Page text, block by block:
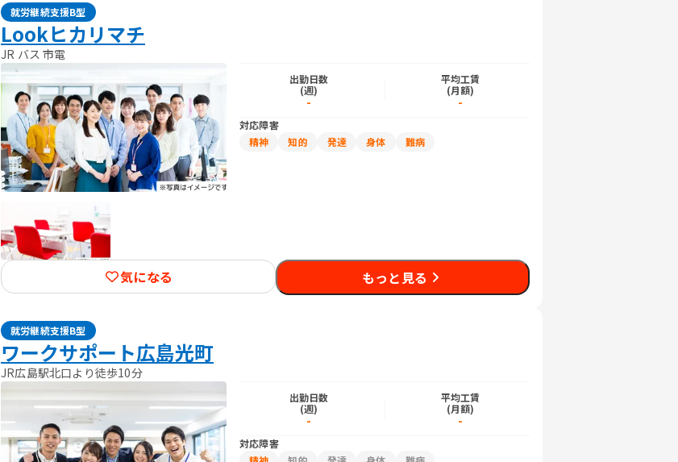
就労継続支援B型
Lookヒカリマチ
JR バス 市電
出勤日数
(週)
-
平均工賃
(月額)
-
対応障害
精神
知的 発達 身体 難病
気になる もっと見る
就労継続支援B型
ワークサポート広島光町
JR広島駅北口より徒歩10分
出勤日数
(週)
-
平均工賃
(月額)
-
対応障害